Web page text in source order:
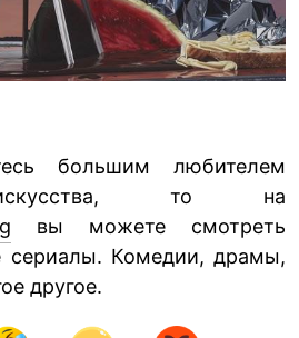
большим любителем
искусства, то на
вы можете смотреть
сериалы. Комедии, драмы,
другое.